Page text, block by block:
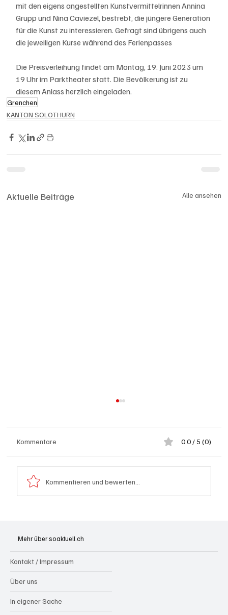
mit den eigens angestellten Kunstvermittelrinnen Annina
Grupp und Nina Caviezel, bestrebt, die jüngere Generation
für die Kunst zu interessieren. Gefragt sind übrigens auch
die jeweiligen Kurse während des Ferienpasses
Die Preisverleihung findet am Montag, 19. Juni 2023 um
19 Uhr im Parktheater statt. Die Bevölkerung ist zu
diesem Anlass herzlich eingeladen.
Grenchen
KANTON SOLOTHURN
Aktuelle Beiträge Alle ansehen
Kommentare 0.0 / 5 (0)
Kommentieren und bewerten...
Mehr über soaktuell.ch
Kontakt / Impressum
Über uns
In eigener Sache